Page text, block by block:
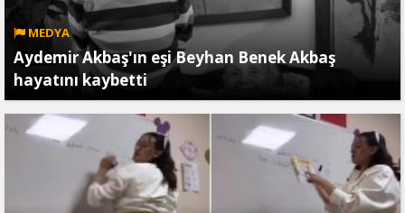
MEDYA
Aydemir Akbaş'ın eşi Beyhan Benek Akbaş
hayatını kaybetti